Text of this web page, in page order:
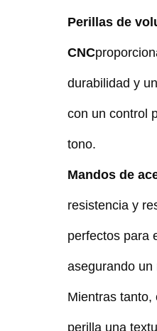
Perillas de
CNC
durabilidad y
con un control
tono.
Mandos de
resistencia y
perfectos para
asegurando un
Mientras tanto,
perilla una